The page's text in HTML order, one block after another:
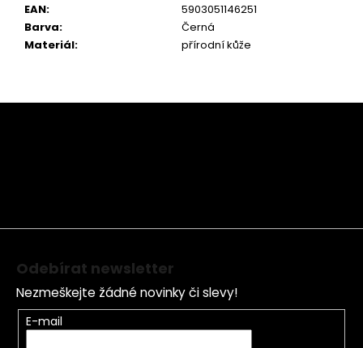
EAN:
5903051146251
Barva:
Černá
Materiál: přírodní kůže
Z
Odebírat newsletter
Nezmeškejte žádné novinky či slevy!
E-mail